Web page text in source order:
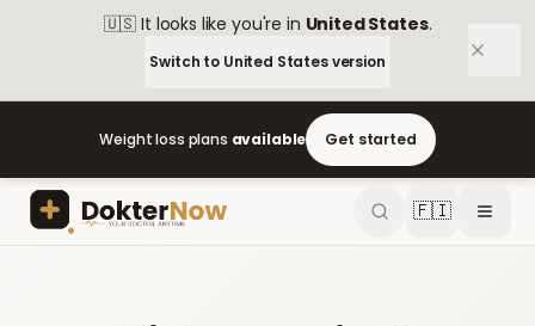
🇺🇸 It looks like you're in United States.
Switch to United Statesversion
Weight loss plans available Get started
🇫🇮